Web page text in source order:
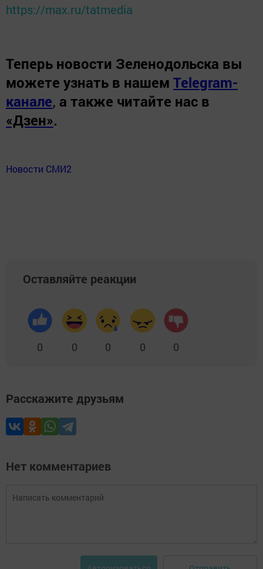
https://max.ru/tatmedia
Теперь новости Зеленодольска вы
можете узнать в нашем Telegram-
канале, а также читайте нас в
«Дзен».
Новости СМИ2
Оставляйте реакции
0 0 0 0 0
Расскажите друзьям
Нет комментариев